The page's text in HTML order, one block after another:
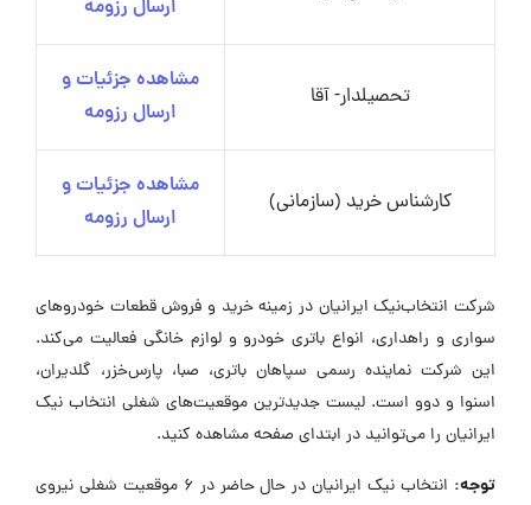
ارسال رزومه
تحصیلدار- آقا
مشاهده جزئیات و
ارسال رزومه
کارشناس خرید (سازمانی)
مشاهده جزئیات و
ارسال رزومه
شرکت انتخاب‌نیک ایرانیان در زمینه خرید و فروش قطعات خودروهای
سواری و راهداری، انواع باتری خودرو و لوازم خانگی فعالیت می‌کند.
این شرکت نماینده رسمی سپاهان باتری، صبا، پارس‌خزر، گلدیران،
اسنوا و دوو است. لیست جدیدترین موقعیت‌های شغلی انتخاب نیک
ایرانیان را می‌توانید در ابتدای صفحه مشاهده کنید.
توجه:
انتخاب نیک ایرانیان در حال حاضر در ۶ موقعیت شغلی نیروی